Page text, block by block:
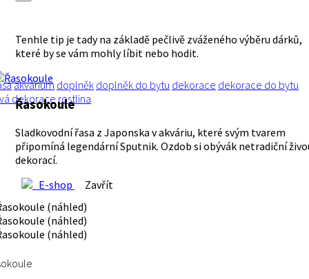
Tenhle tip je tady na základě pečlivě zváženého výběru dárků,
které by se vám mohly líbit nebo hodit.
akvárium doplněk doplněk do bytu dekorace dekorace do bytu
dekorace rostlina
Řasokoule
Sladkovodní řasa z Japonska v akváriu, které svým tvarem
připomíná legendární Sputnik. Ozdob si obývák netradiční
dekorací.
E-shop
Zavřít